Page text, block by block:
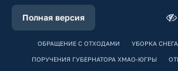
Полная версия
ОБРАЩЕНИЕ С ОТХОДАМИ УБОРКА СНЕГА
ПОРУЧЕНИЯ ГУБЕРНАТОРА ХМАО-ЮГРЫ